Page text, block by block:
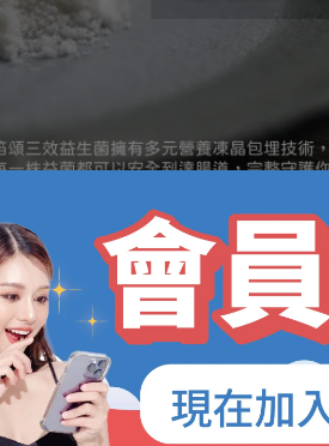
菌株一共 包了四層外衣，就像醫護
也就是讓益生菌的劑型安定性和生存
過胃，然後才會到達腸道。胃部有胃
，吃了也等於白吃，一點效果都沒有